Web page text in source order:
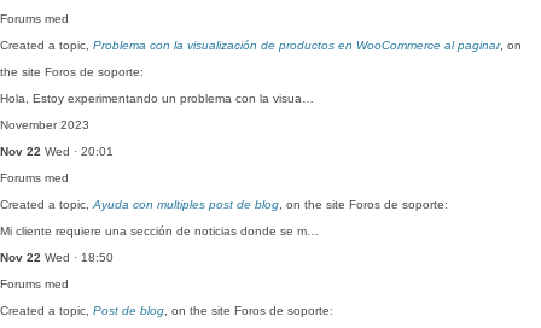
Forums med
Created a topic, Problema con la visualización de productos en WooCommerce al paginar, on
the site Foros de soporte:
Hola, Estoy experimentando un problema con la visua…
November 2023
Nov 22 Wed · 20:01
Forums med
Created a topic, Ayuda con multiples post de blog , on the site Foros de soporte:
Mi cliente requiere una sección de noticias donde se m…
Nov 22 Wed · 18:50
Forums med
Created a topic, Post de blog , on the site Foros de soporte: